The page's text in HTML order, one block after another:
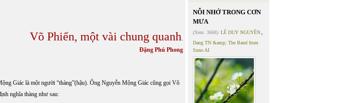
Võ Phiến, một vài chung quanh.
Đặng Phú Phong
Giác là một người “thàng”(hậu). Ông Nguyễn Mộng Giác cũng gọi Võ
nghĩa thàng như sau:
NỖI NHỚ TRONG CƠN
MƯA
(Xem: 3668) LÊ DUY NGUYÊN
Dang TN &amp; The Band from
Suno AI